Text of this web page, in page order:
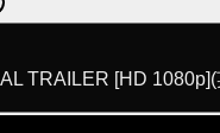
TRAILER [HD 1080p]